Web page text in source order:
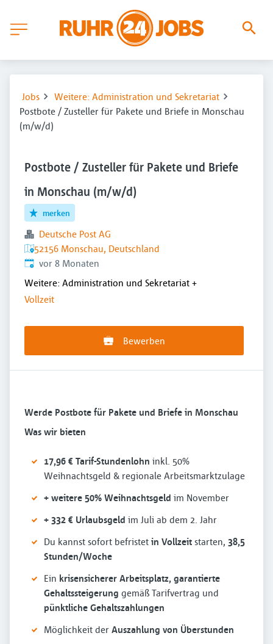
Jobs
Weitere: Administration und Sekretariat
Postbote / Zusteller für Pakete und Briefe in Monschau
(m/w/d)
Postbote / Zusteller für Pakete und Briefe
in Monschau (m/w/d)
merken
Deutsche Post AG
52156 Monschau, Deutschland
Veröffentlicht:
vor 8 Monaten
Weitere: Administration und Sekretariat +
Vollzeit
Bewerben
Werde Postbote für Pakete und Briefe in Monschau
Was wir bieten
17,96 € Tarif-Stundenlohn inkl. 50%
Weihnachtsgeld & regionale Arbeitsmarktzulage
+ weitere 50% Weihnachtsgeld im November
+ 332 € Urlaubsgeld im Juli ab dem 2. Jahr
Du kannst sofort befristet in Vollzeit starten, 38,5
Stunden/Woche
Ein krisensicherer Arbeitsplatz, garantierte
Gehaltssteigerung gemäß Tarifvertrag und
pünktliche Gehaltszahlungen
Möglichkeit der Auszahlung von Überstunden